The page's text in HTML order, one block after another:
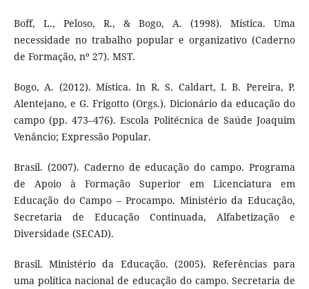
Boff, L., Peloso, R., & Bogo, A. (1998). Mística. Uma
necessidade no trabalho popular e organizativo (Caderno
de Formação, nº 27). MST.
Bogo, A. (2012). Mística. In R. S. Caldart, I. B. Pereira, P.
Alentejano, e G. Frigotto (Orgs.). Dicionário da educação do
campo (pp. 473–476). Escola Politécnica de Saúde Joaquim
Venâncio; Expressão Popular.
Brasil. (2007). Caderno de educação do campo. Programa
de Apoio à Formação Superior em Licenciatura em
Educação do Campo – Procampo. Ministério da Educação,
Secretaria de Educação Continuada, Alfabetização e
Diversidade (SECAD).
Brasil. Ministério da Educação. (2005). Referências para
uma política nacional de educação do campo. Secretaria de